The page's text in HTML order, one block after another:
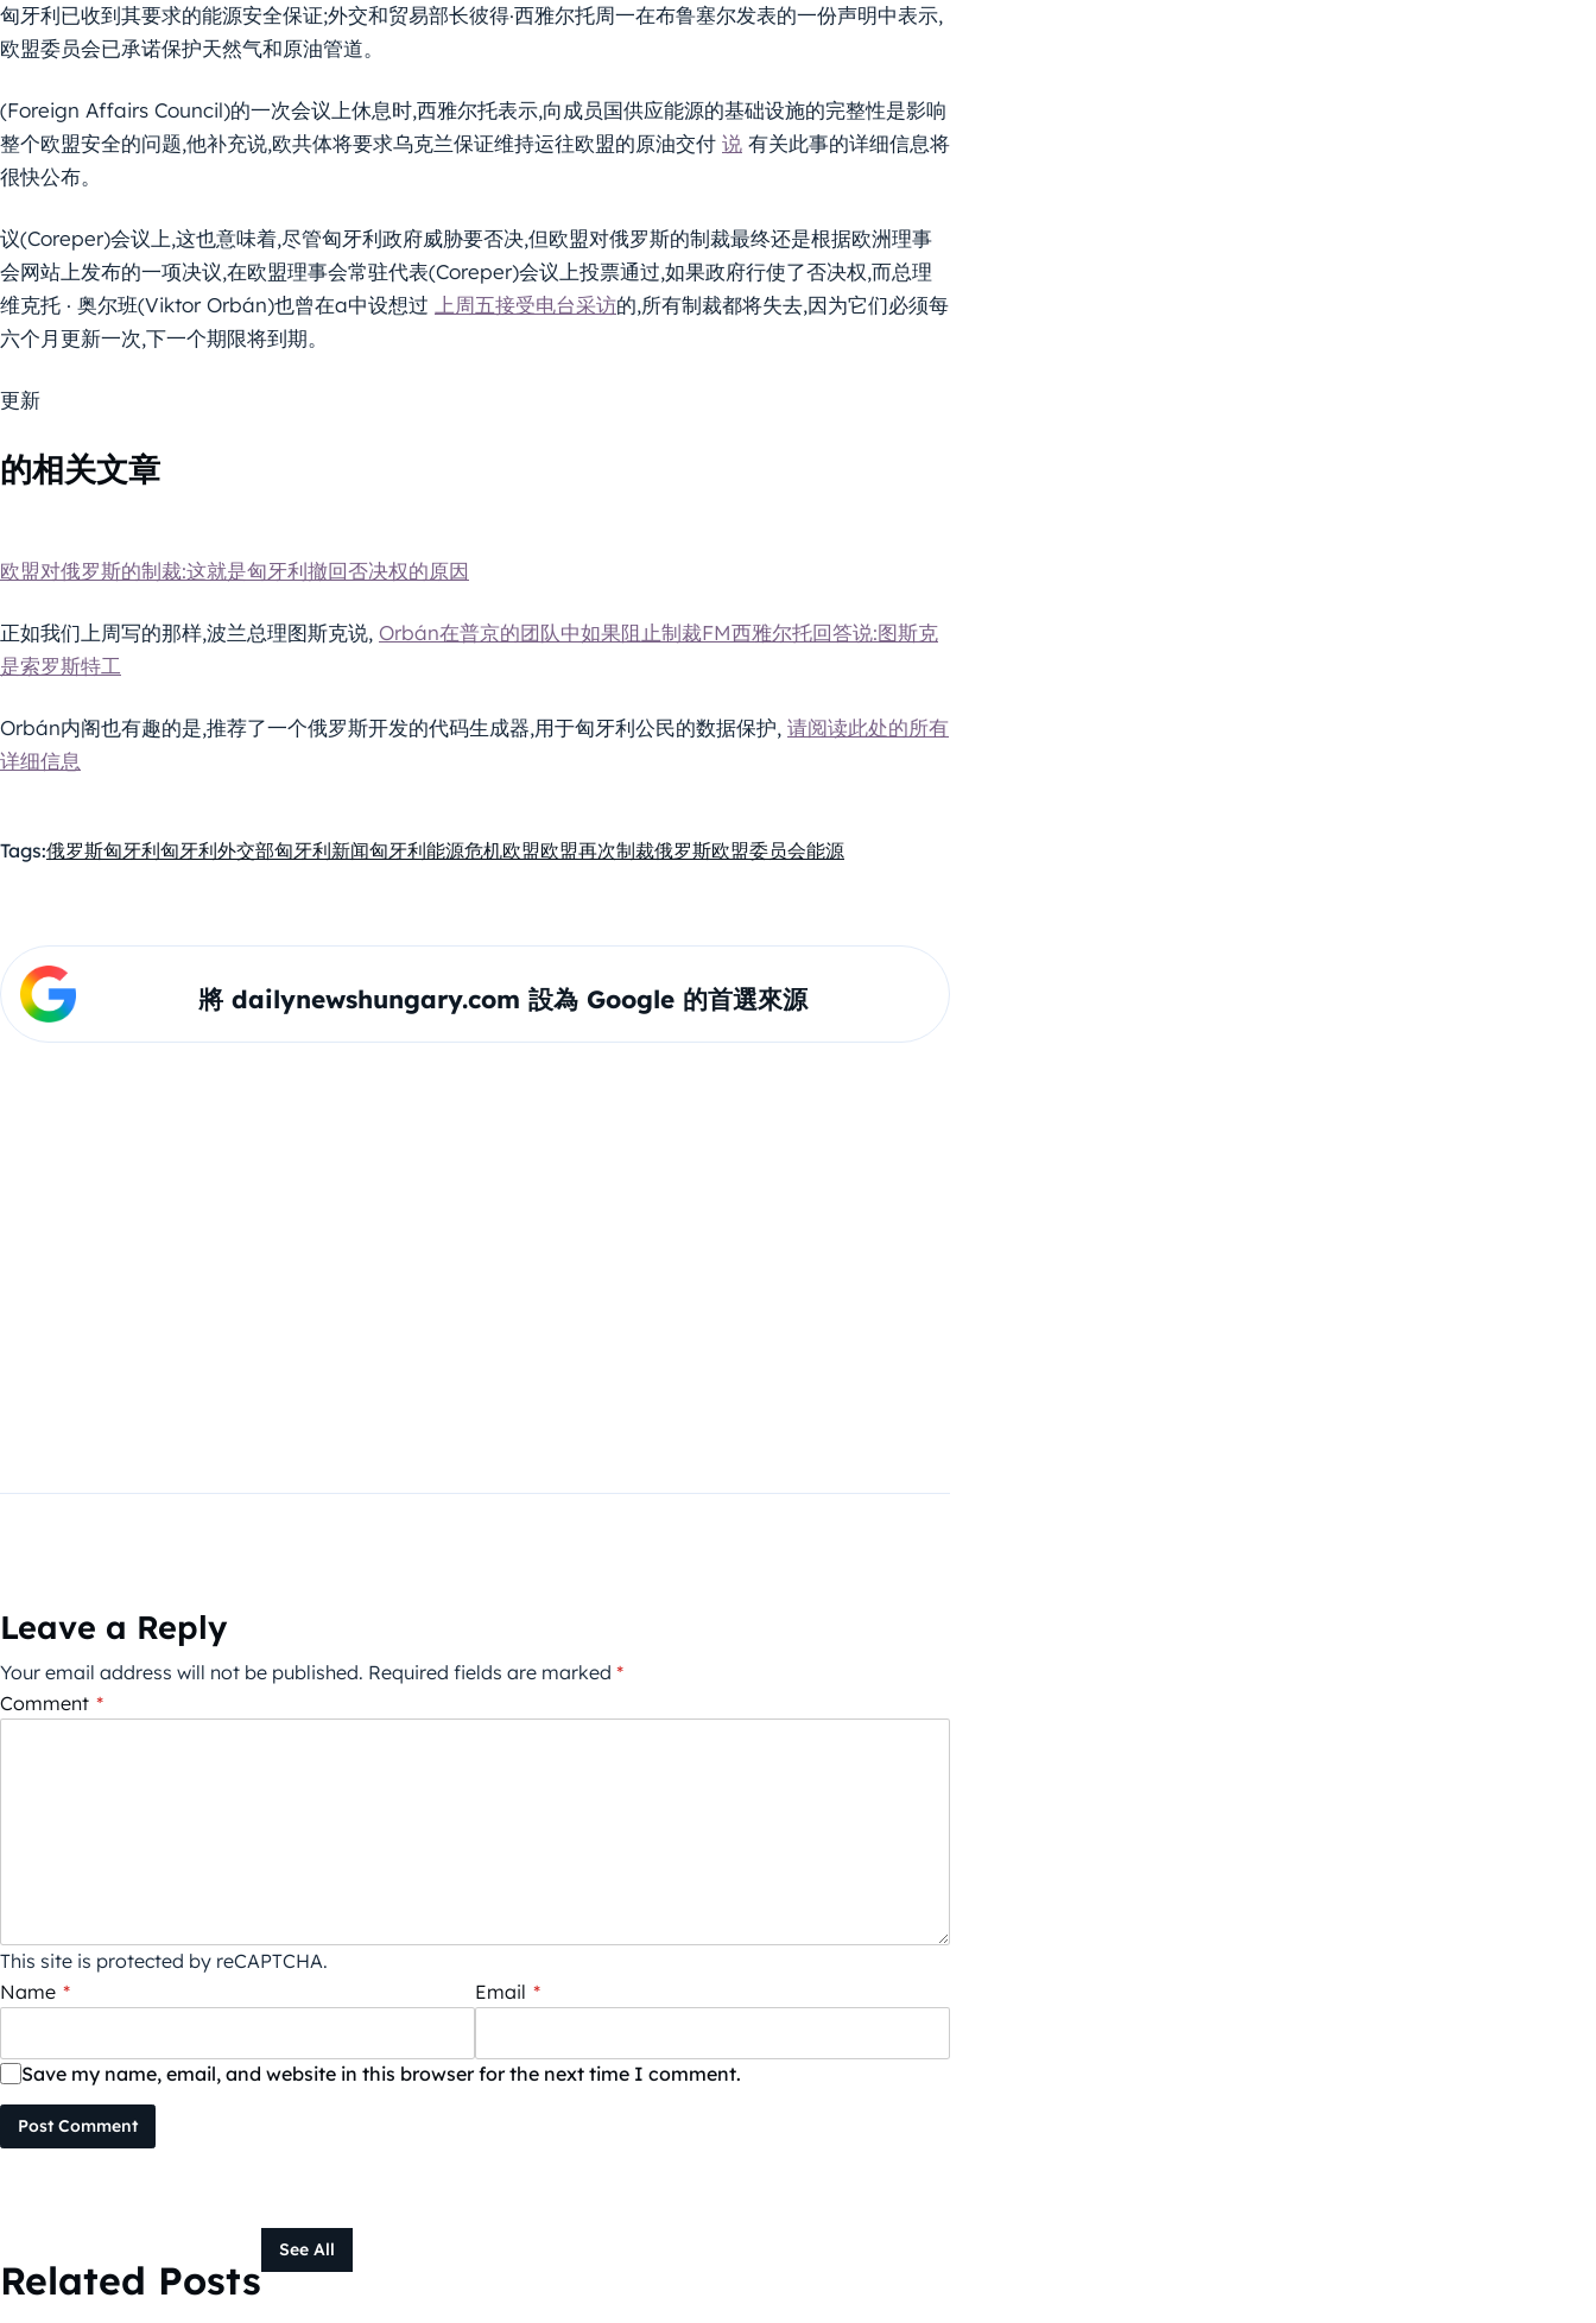
匈牙利已收到其要求的能源安全保证;外交和贸易部长彼得·西雅尔托周一在布鲁塞尔发表的一份声明中表示,
欧盟委员会已承诺保护天然气和原油管道。
(Foreign Affairs Council)的一次会议上休息时,西雅尔托表示,向成员国供应能源的基础设施的完整性是影响
整个欧盟安全的问题,他补充说,欧共体将要求乌克兰保证维持运往欧盟的原油交付 说 有关此事的详细信息将
很快公布。
议(Coreper)会议上,这也意味着,尽管匈牙利政府威胁要否决,但欧盟对俄罗斯的制裁最终还是根据欧洲理事
会网站上发布的一项决议,在欧盟理事会常驻代表(Coreper)会议上投票通过,如果政府行使了否决权,而总理
维克托 · 奥尔班(Viktor Orbán)也曾在a中设想过
上周五接受电台采访的,所有制裁都将失去,因为它们必须每
六个月更新一次,下一个期限将到期。
更新
的相关文章
欧盟对俄罗斯的制裁:这就是匈牙利撤回否决权的原因
正如我们上周写的那样,波兰总理图斯克说, Orbán在普京的团队中如果阻止制裁FM西雅尔托回答说:图斯克
是索罗斯特工
Orbán内阁也有趣的是,推荐了一个俄罗斯开发的代码生成器,用于匈牙利公民的数据保护, 请阅读此处的所有
详细信息
Tags:俄罗斯匈牙利匈牙利外交部匈牙利新闻匈牙利能源危机欧盟欧盟再次制裁俄罗斯欧盟委员会能源
將 dailynewshungary.com 設為 Google 的首選來源
Leave a Reply
Your email address will not be published. Required fields are marked *
Comment *
This site is protected by reCAPTCHA.
Name * Email *
Save my name, email, and website in this browser for the next time I comment.
Post Comment
Related Posts
See All